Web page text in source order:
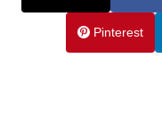
Pinterest